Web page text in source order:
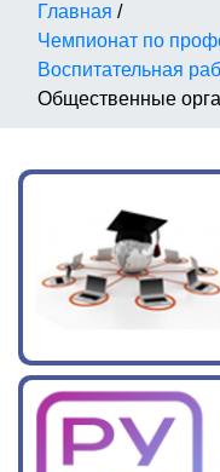
Главная /
Чемпионат по
Воспитательная
Общественные